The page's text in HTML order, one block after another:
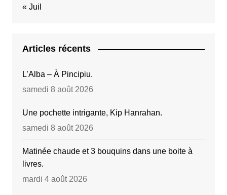
« Juil
Articles récents
L’Alba – À Pincipiu.
samedi 8 août 2026
Une pochette intrigante, Kip Hanrahan.
samedi 8 août 2026
Matinée chaude et 3 bouquins dans une boite à
livres.
mardi 4 août 2026